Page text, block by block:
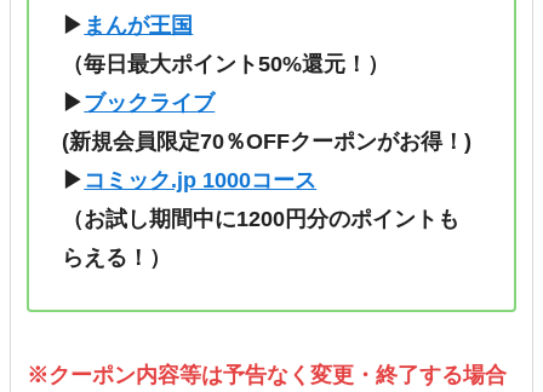
▶ まんが王国
（毎日最大ポイント50%還元！）
▶ブックライブ
(新規会員限定70％OFFクーポンがお得！)
▶ コミック.jp 1000コース
（お試し期間中に1200円分のポイントも
らえる！ ）
※クーポン内容等は予告なく変更・終了する場合